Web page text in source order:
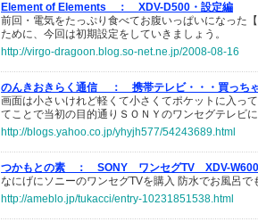
Element of Elements ：
XDV-D500・設定編
前回・電気をたっぷり食べてお腹いっぱいになった
ために、今回は初期設定をしていきましょう。
http://virgo-dragoon.blog.so-net.ne.jp/2008-08-16
のんきおきらく通信 ：
携帯テレビ・・・買っち
画面は小さいけれど軽くて小さくてポケットに入っ
てことで当初の目的通りＳＯＮＹのワンセグテレビ
http://blogs.yahoo.co.jp/yhyjh577/54243689.html
つかもとの素 ：
SONY ワンセグTV XDV-W600
なにげにソニーのワンセグTVを購入 防水でお風呂
http://ameblo.jp/tukacci/entry-10231851538.html